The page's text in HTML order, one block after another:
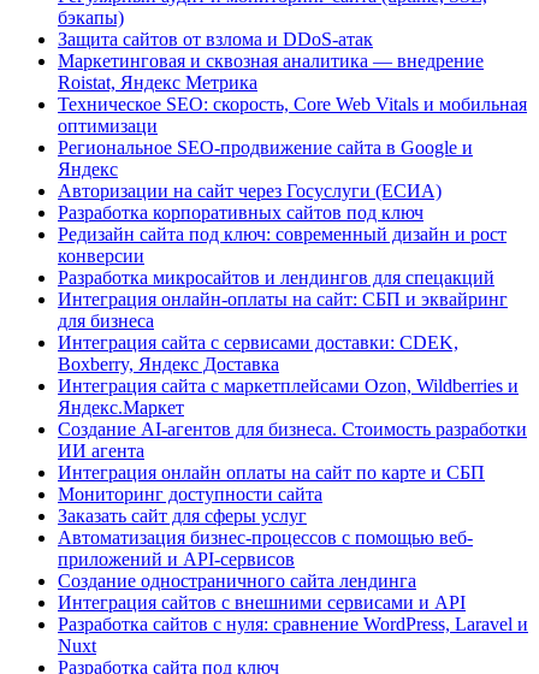
бэкапы)
Защита сайтов от взлома и DDoS-атак
Маркетинговая и сквозная аналитика — внедрение
Roistat, Яндекс Метрика
Техническое SEO: скорость, Core Web Vitals и мобильная
оптимизаци
Региональное SEO-продвижение сайта в Google и
Яндекс
Авторизации на сайт через Госуслуги (ЕСИА)
Разработка корпоративных сайтов под ключ
Редизайн сайта под ключ: современный дизайн и рост
конверсии
Разработка микросайтов и лендингов для спецакций
Интеграция онлайн-оплаты на сайт: СБП и эквайринг
для бизнеса
Интеграция сайта с сервисами доставки: CDEK,
Boxberry, Яндекс Доставка
Интеграция сайта с маркетплейсами Ozon, Wildberries и
Яндекс.Маркет
Создание AI-агентов для бизнеса. Стоимость разработки
ИИ агента
Интеграция онлайн оплаты на сайт по карте и СБП
Мониторинг доступности сайта
Заказать сайт для сферы услуг
Автоматизация бизнес-процессов с помощью веб-
приложений и API-сервисов
Создание одностраничного сайта лендинга
Интеграция сайтов с внешними сервисами и API
Разработка сайтов с нуля: сравнение WordPress, Laravel и
Nuxt
Разработка сайта под ключ